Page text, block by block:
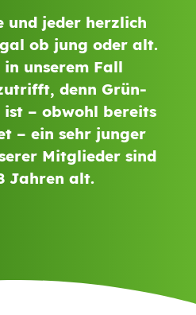
und jeder herzlich
ob jung oder alt.
unserem Fall
denn Grün-
– obwohl bereits
– ein sehr junger
Mitglieder sind
Jahren alt.